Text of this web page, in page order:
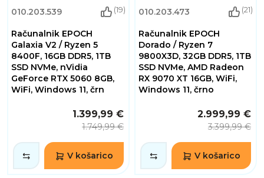
010.203.539 (19)
Računalnik EPOCH
Galaxia V2 / Ryzen 5
8400F, 16GB DDR5, 1TB
SSD NVMe, nVidia
GeForce RTX 5060 8GB,
WiFi, Windows 11, črn
1.399,99 €
1.749,99 €
V košarico
010.203.473 (21)
Računalnik EPOCH
Dorado / Ryzen 7
9800X3D, 32GB DDR5, 1TB
SSD NVMe, AMD Radeon
RX 9070 XT 16GB, WiFi,
Windows 11, črno
2.999,99 €
3.399,99 €
V košarico